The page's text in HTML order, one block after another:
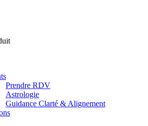
Prendre RDV
Astrologie
Guidance Clarté & Alignement